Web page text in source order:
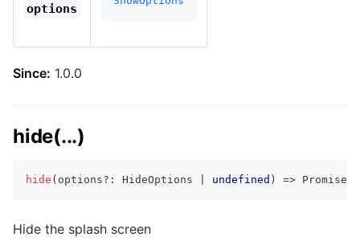
options
Since: 1.0.0
hide(...)
hide ( options? : HideOptions undefined ) => Promise
Hide the splash screen